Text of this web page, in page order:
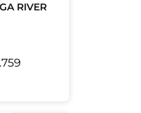
RIVER